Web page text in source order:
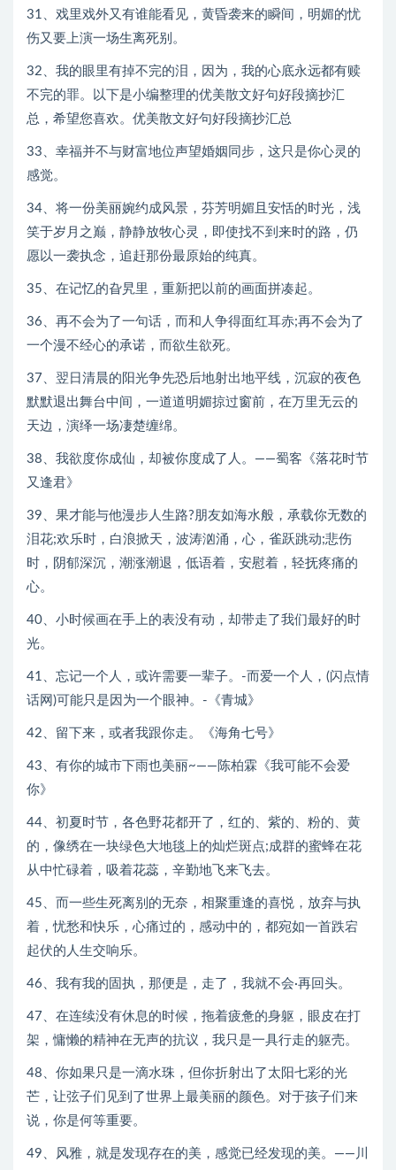
31、戏里戏外又有谁能看见，黄昏袭来的瞬间，明媚的忧
伤又要上演一场生离死别。
32、我的眼里有掉不完的泪，因为，我的心底永远都有赎
不完的罪。以下是小编整理的优美散文好句好段摘抄汇
总，希望您喜欢。优美散文好句好段摘抄汇总
33、幸福并不与财富地位声望婚姻同步，这只是你心灵的
感觉。
34、将一份美丽婉约成风景，芬芳明媚且安恬的时光，浅
笑于岁月之巅，静静放牧心灵，即使找不到来时的路，仍
愿以一袭执念，追赶那份最原始的纯真。
35、在记忆的旮旯里，重新把以前的画面拼凑起。
36、再不会为了一句话，而和人争得面红耳赤;再不会为了
一个漫不经心的承诺，而欲生欲死。
37、翌日清晨的阳光争先恐后地射出地平线，沉寂的夜色
默默退出舞台中间，一道道明媚掠过窗前，在万里无云的
天边，演绎一场凄楚缠绵。
38、我欲度你成仙，却被你度成了人。——蜀客《落花时节
又逢君》
39、果才能与他漫步人生路?朋友如海水般，承载你无数的
泪花;欢乐时，白浪掀天，波涛汹涌，心，雀跃跳动;悲伤
时，阴郁深沉，潮涨潮退，低语着，安慰着，轻抚疼痛的
心。
40、小时候画在手上的表没有动，却带走了我们最好的时
光。
41、忘记一个人，或许需要一辈子。-而爱一个人，(闪点情
话网)可能只是因为一个眼神。-《青城》
42、留下来，或者我跟你走。《海角七号》
43、有你的城市下雨也美丽~——陈柏霖《我可能不会爱
你》
44、初夏时节，各色野花都开了，红的、紫的、粉的、黄
的，像绣在一块绿色大地毯上的灿烂斑点;成群的蜜蜂在花
从中忙碌着，吸着花蕊，辛勤地飞来飞去。
45、而一些生死离别的无奈，相聚重逢的喜悦，放弃与执
着，忧愁和快乐，心痛过的，感动中的，都宛如一首跌宕
起伏的人生交响乐。
46、我有我的固执，那便是，走了，我就不会·再回头。
47、在连续没有休息的时候，拖着疲惫的身躯，眼皮在打
架，慵懒的精神在无声的抗议，我只是一具行走的躯壳。
48、你如果只是一滴水珠，但你折射出了太阳七彩的光
芒，让弦子们见到了世界上最美丽的颜色。对于孩子们来
说，你是何等重要。
49、风雅，就是发现存在的美，感觉已经发现的美。——川